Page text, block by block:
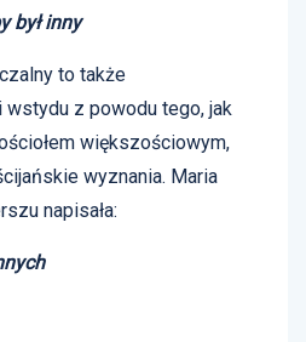
był inny
to także
z powodu tego, jak
większościowym,
wyznania. Maria
napisała: